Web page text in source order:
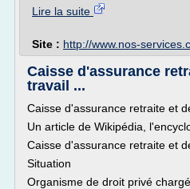
Lire la suite
Site : http://www.nos-
Caisse d'assurance
travail ...
Caisse d'assurance retraite et
Un article de Wikipédia,
Caisse d'assurance retraite et
Situation
Organisme de droit privé